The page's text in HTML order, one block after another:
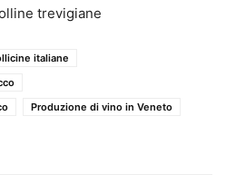
trevigiane
italiane
Produzione di vino in Veneto